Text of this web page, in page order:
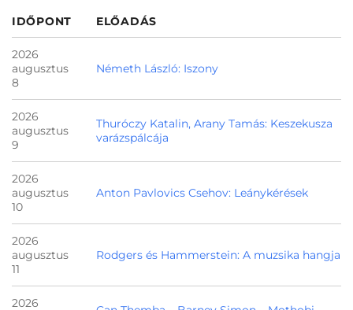
IDŐPONT ELŐADÁS
2026
augusztus
8
Németh László: Iszony
2026
augusztus
9
Thuróczy Katalin, Arany Tamás: Keszekusza
varázspálcája
2026
augusztus
10
Anton Pavlovics Csehov: Leánykérések
2026
augusztus
11
Rodgers és Hammerstein: A muzsika hangja
2026